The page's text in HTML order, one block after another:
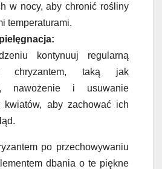
w nocy, aby chronić rośliny
temperaturami.
kontynuuj regularną
chryzantem, taką jak
nawożenie i usuwanie
kwiatów, aby zachować ich
po przechowywaniu
dbania o te piękne